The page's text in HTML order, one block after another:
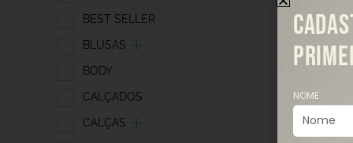
BEST SELLER
BLUSAS
BODY
CALÇADOS
CALÇAS
NOME